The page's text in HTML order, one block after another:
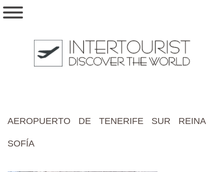
AEROPUERTO DE TENERIFE SUR REINA
SOFÍA